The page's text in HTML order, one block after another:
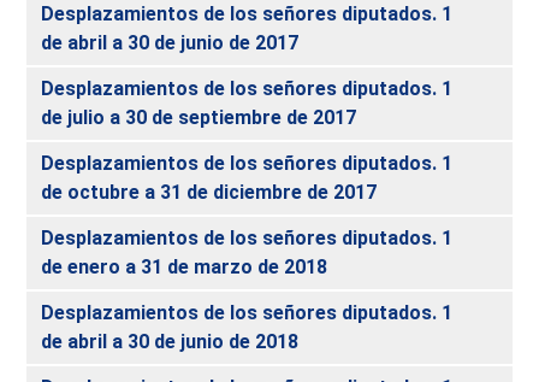
Desplazamientos de los señores diputados. 1
de abril a 30 de junio de 2017
Desplazamientos de los señores diputados. 1
de julio a 30 de septiembre de 2017
Desplazamientos de los señores diputados. 1
de octubre a 31 de diciembre de 2017
Desplazamientos de los señores diputados. 1
de enero a 31 de marzo de 2018
Desplazamientos de los señores diputados. 1
de abril a 30 de junio de 2018